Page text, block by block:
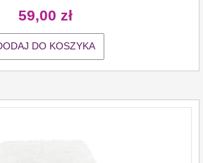
59,00 zł
DO KOSZYKA